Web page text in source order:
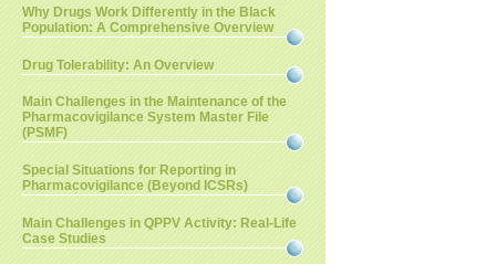
Why Drugs Work Differently in the Black
Population: A Comprehensive Overview
Drug Tolerability: An Overview
Main Challenges in the Maintenance of the
Pharmacovigilance System Master File
(PSMF)
Special Situations for Reporting in
Pharmacovigilance (Beyond ICSRs)
Main Challenges in QPPV Activity: Real-Life
Case Studies